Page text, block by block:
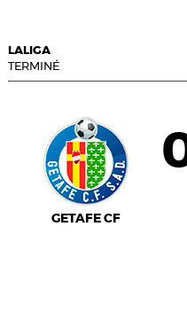
LALIGA
TERMINÉ
GETAFE CF